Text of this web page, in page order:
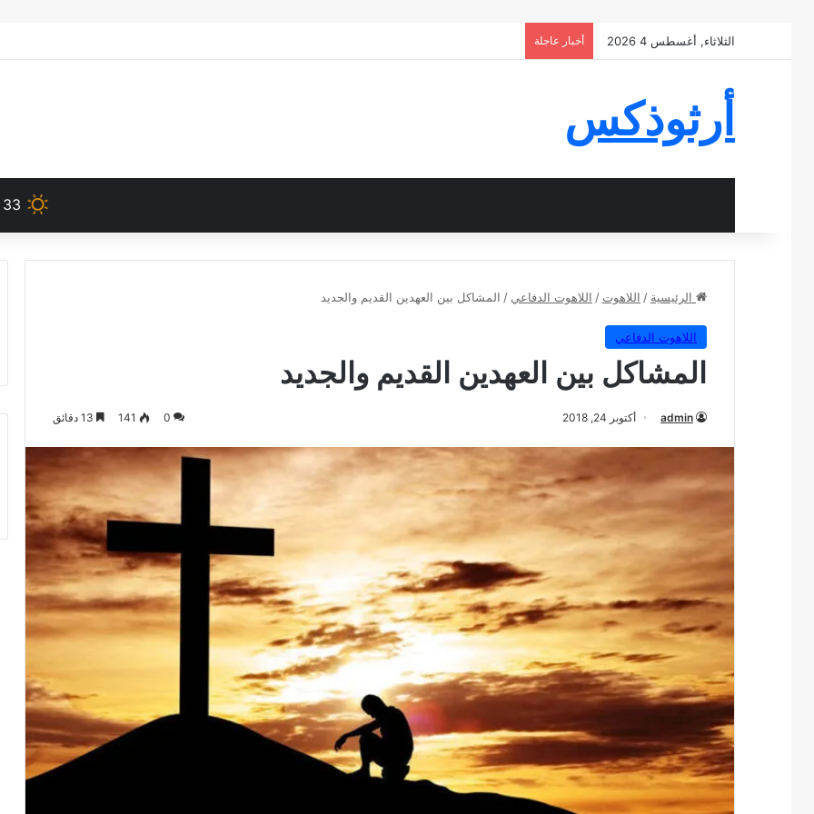
الثلاثاء, أغسطس 4 2026 أخبار عاجلة
أرثوذكس
33
الرئيسية / اللاهوت / اللاهوت الدفاعي / المشاكل بين العهدين القديم والجديد
اللاهوت الدفاعي
المشاكل بين العهدين القديم والجديد
admin أكتوبر 24, 2018 0
141